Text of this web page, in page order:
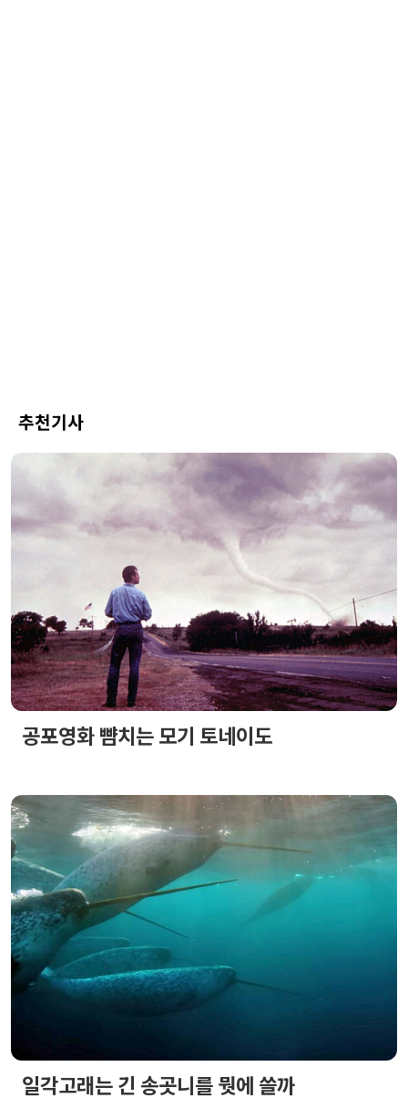
추천기사
공포영화 뺨치는 모기 토네이도
일각고래는 긴 송곳니를 뭣에 쓸까